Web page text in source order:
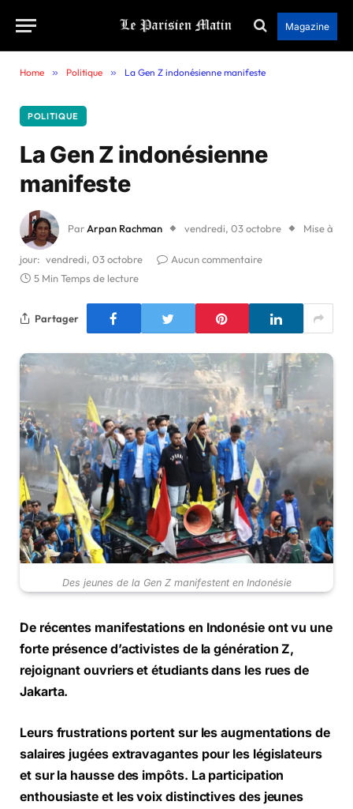
Magazine
Home » Politique » La Gen Z indonésienne manifeste
POLITIQUE
La Gen Z indonésienne
manifeste
Par Arpan Rachman vendredi, 03 octobre Mise à
jour: vendredi, 03 octobre
Aucun commentaire
5 Min Temps de lecture
Partager
Des jeunes de la Gen Z manifestent en Indonésie
De récentes manifestations en Indonésie ont vu une
forte présence d’activistes de la génération Z,
rejoignant ouvriers et étudiants dans les rues de
Jakarta.
Leurs frustrations portent sur les augmentations de
salaires jugées extravagantes pour les législateurs
et sur la hausse des impôts. La participation
enthousiaste et les voix distinctives des jeunes